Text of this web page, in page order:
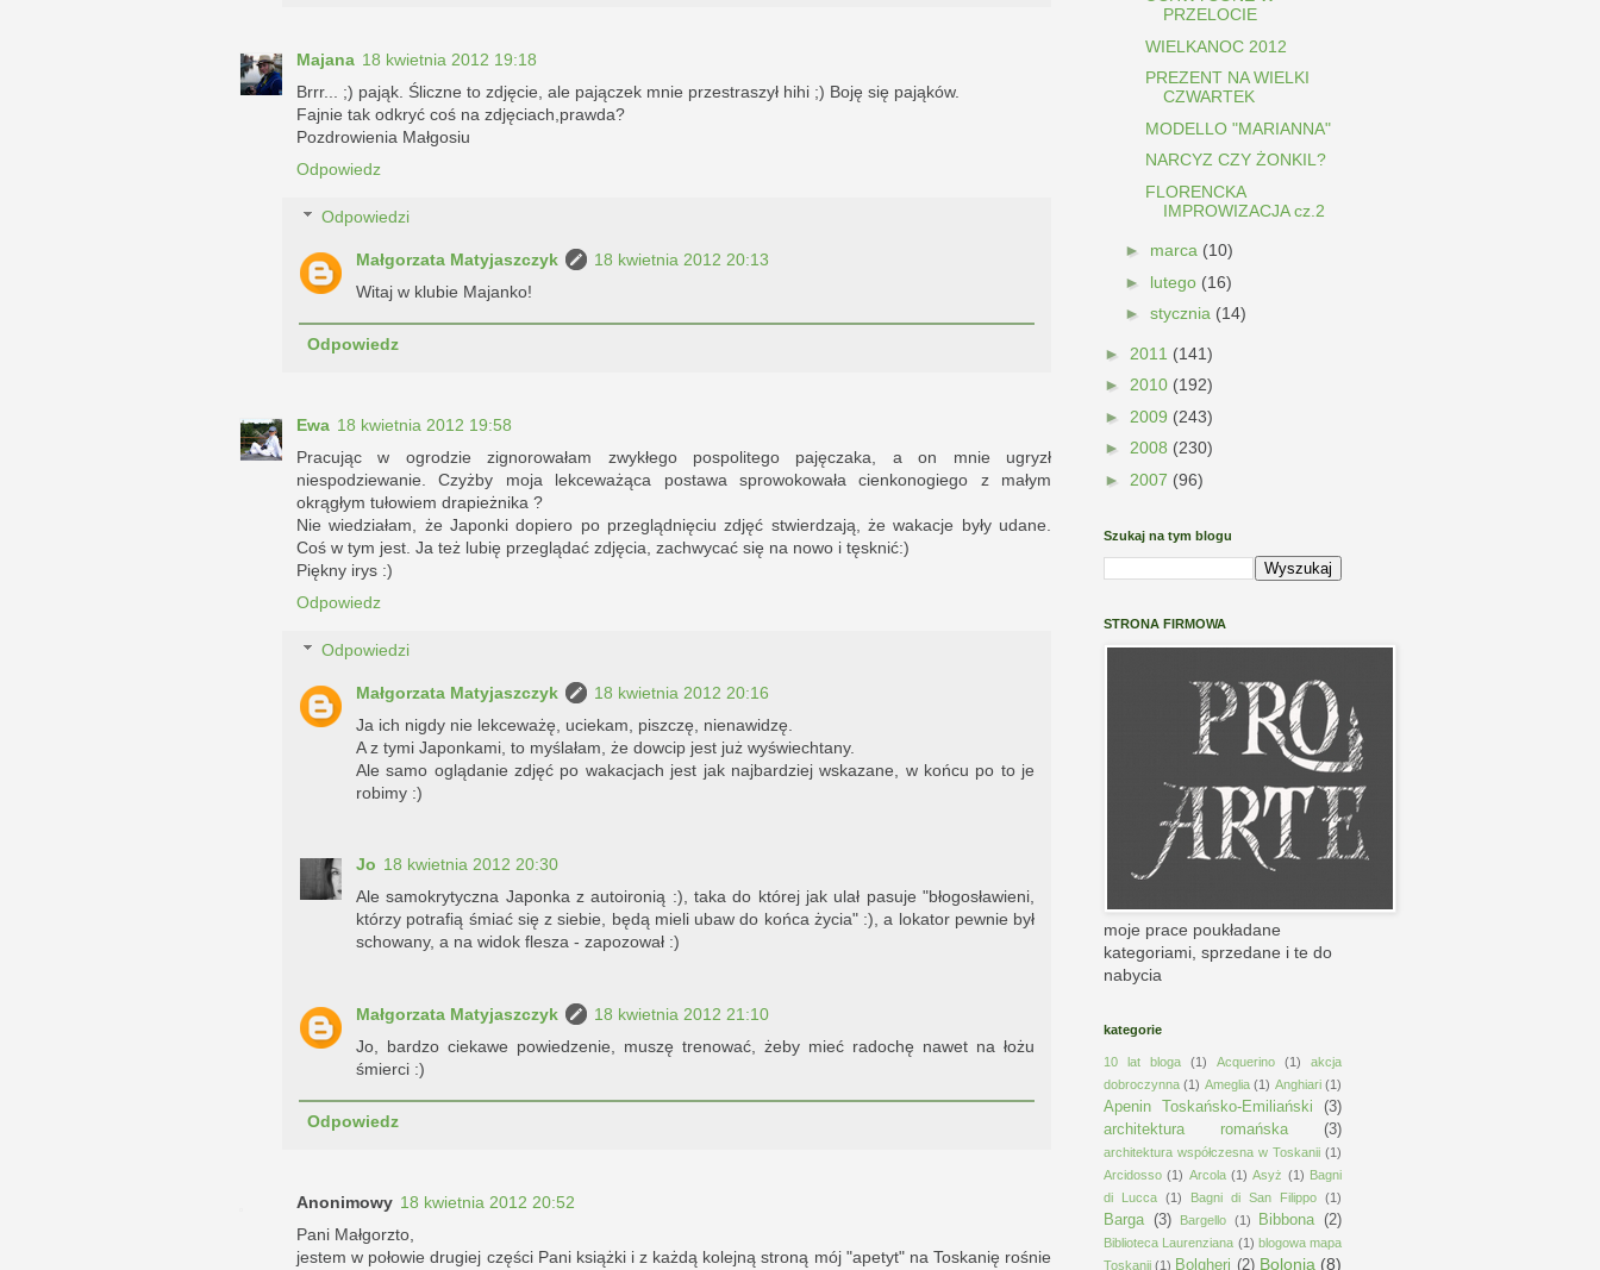
Majana 18 kwietnia 2012 19:18
Brrr... ;) pająk. Śliczne to zdjęcie, ale pajączek mnie przestraszył hihi ;) Boję się pająków.
Fajnie tak odkryć coś na zdjęciach,prawda?
Pozdrowienia Małgosiu
Odpowiedz
Odpowiedzi
Małgorzata Matyjaszczyk
18 kwietnia 2012 20:13
Witaj w klubie Majanko!
Odpowiedz
Ewa 18 kwietnia 2012 19:58
Pracując w ogrodzie zignorowałam zwykłego pospolitego pajęczaka, a on mnie ugryzł
niespodziewanie. Czyżby moja lekceważąca postawa sprowokowała cienkonogiego z małym
okrągłym tułowiem drapieżnika ?
Nie wiedziałam, że Japonki dopiero po przeglądnięciu zdjęć stwierdzają, że wakacje były udane.
Coś w tym jest. Ja też lubię przeglądać zdjęcia, zachwycać się na nowo i tęsknić:)
Piękny irys :)
Odpowiedz
Odpowiedzi
Małgorzata Matyjaszczyk
18 kwietnia 2012 20:16
Ja ich nigdy nie lekceważę, uciekam, piszczę, nienawidzę.
A z tymi Japonkami, to myślałam, że dowcip jest już wyświechtany.
Ale samo oglądanie zdjęć po wakacjach jest jak najbardziej wskazane, w końcu po to je
robimy :)
Jo 18 kwietnia 2012 20:30
Ale samokrytyczna Japonka z autoironią :), taka do której jak ulał pasuje "błogosławieni,
którzy potrafią śmiać się z siebie, będą mieli ubaw do końca życia" :), a lokator pewnie był
schowany, a na widok flesza - zapozował :)
Małgorzata Matyjaszczyk
18 kwietnia 2012 21:10
Jo, bardzo ciekawe powiedzenie, muszę trenować, żeby mieć radochę nawet na łożu
śmierci :)
Odpowiedz
Anonimowy 18 kwietnia 2012 20:52
Pani Małgorzto,
jestem w połowie drugiej części Pani książki i z każdą kolejną stroną mój "apetyt" na Toskanię rośnie
PRZELOCIE
WIELKANOC 2012
PREZENT NA WIELKI
CZWARTEK
MODELLO "MARIANNA"
NARCYZ CZY ŻONKIL?
FLORENCKA
IMPROWIZACJA cz.2
► marca (10)
► lutego (16)
► stycznia (14)
► 2011 (141)
► 2010 (192)
► 2009 (243)
► 2008 (230)
► 2007 (96)
Szukaj na tym blogu
STRONA FIRMOWA
moje prace poukładane
kategoriami, sprzedane i te do
nabycia
kategorie
10 lat bloga (1) Acquerino (1)
akcja
dobroczynna (1) Ameglia (1) Anghiari (1)
Apenin Toskańsko-Emiliański
(3)
architektura romańska
(3)
architektura współczesna w Toskanii (1)
Arcidosso (1) Arcola (1) Asyż (1) Bagni
di Lucca (1) Bagni di San Filippo (1)
Barga (3) Bargello (1) Bibbona (2)
Biblioteca Laurenziana (1) blogowa mapa
Toskanii (1) Bolgheri (2) Bolonia (8)